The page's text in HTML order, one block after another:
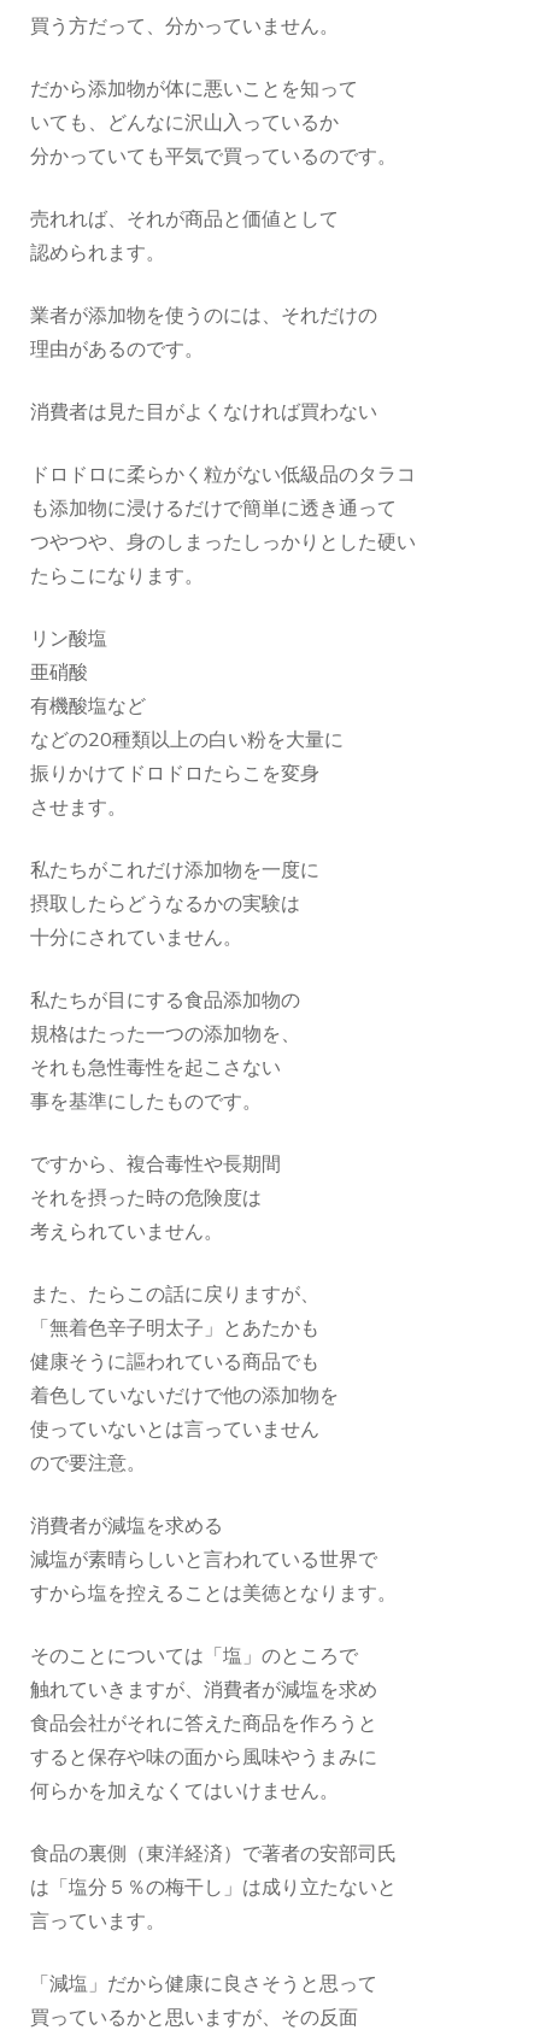
買う方だって、分かっていません。
だから添加物が体に悪いことを知って
いても、どんなに沢山入っているか
分かっていても平気で買っているのです。
売れれば、それが商品と価値として
認められます。
業者が添加物を使うのには、それだけの
理由があるのです。
消費者は見た目がよくなければ買わない
ドロドロに柔らかく粒がない低級品のタラコ
も添加物に浸けるだけで簡単に透き通って
つやつや、身のしまったしっかりとした硬い
たらこになります。
リン酸塩
亜硝酸
有機酸塩など
などの20種類以上の白い粉を大量に
振りかけてドロドロたらこを変身
させます。
私たちがこれだけ添加物を一度に
摂取したらどうなるかの実験は
十分にされていません。
私たちが目にする食品添加物の
規格はたった一つの添加物を、
それも急性毒性を起こさない
事を基準にしたものです。
ですから、複合毒性や長期間
それを摂った時の危険度は
考えられていません。
また、たらこの話に戻りますが、
「無着色辛子明太子」とあたかも
健康そうに謳われている商品でも
着色していないだけで他の添加物を
使っていないとは言っていません
ので要注意。
消費者が減塩を求める
減塩が素晴らしいと言われている世界で
すから塩を控えることは美徳となります。
そのことについては「塩」のところで
触れていきますが、消費者が減塩を求め
食品会社がそれに答えた商品を作ろうと
すると保存や味の面から風味やうまみに
何らかを加えなくてはいけません。
食品の裏側（東洋経済）で著者の安部司氏
は「塩分５％の梅干し」は成り立たないと
言っています。
「減塩」だから健康に良さそうと思って
買っているかと思いますが、その反面